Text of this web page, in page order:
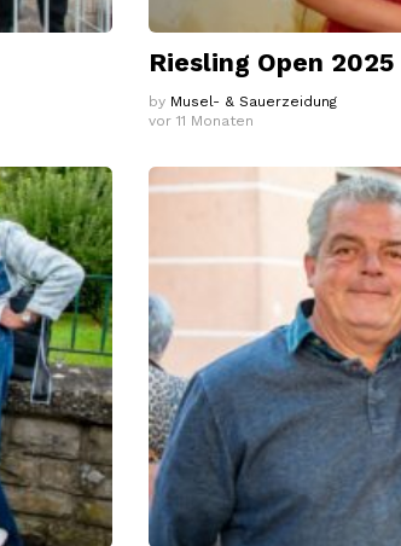
Riesling Open 2025
by Musel- & Sauerzeidung
vor 11 Monaten